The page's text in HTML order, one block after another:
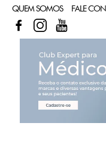
QUEM SOMOS FALE
FACEBOOKINSTAGRAM